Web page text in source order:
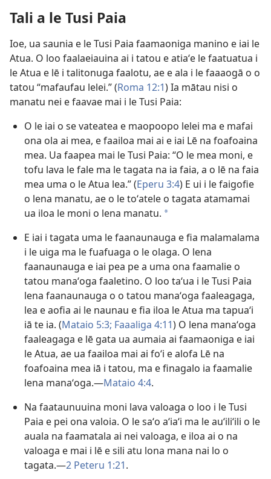
Tali a le Tusi Paia
Ioe, ua saunia e le Tusi Paia faamaoniga manino e iai le
Atua. O loo faalaeiauina ai i tatou e atiaʻe le faatuatua i
le Atua e lē i talitonuga faalotu, ae e ala i le faaaogā o o
tatou “mafaufau lelei.” (Roma 12:1) Ia mātau nisi o
manatu nei e faavae mai i le Tusi Paia:
O le iai o se vateatea e maopoopo lelei ma e mafai
ona ola ai mea, e faailoa mai ai e iai Lē na foafoaina
mea. Ua faapea mai le Tusi Paia: “O le mea moni, e
tofu lava le fale ma le tagata na ia faia, a o lē na faia
mea uma o le Atua lea.” (Eperu 3:4) E ui i le faigofie
o lena manatu, ae o le toʻatele o tagata atamamai
ua iloa le moni o lena manatu. a
E iai i tagata uma le faanaunauga e fia malamalama
i le uiga ma le fuafuaga o le olaga. O lena
faanaunauga e iai pea pe a uma ona faamalie o
tatou manaʻoga faaletino. O loo taʻua i le Tusi Paia
lena faanaunauga o o tatou manaʻoga faaleagaga,
lea e aofia ai le naunau e fia iloa le Atua ma tapuaʻi
iā te ia. (Mataio 5:3; Faaaliga 4:​11) O lena manaʻoga
faaleagaga e lē gata ua aumaia ai faamaoniga e iai
le Atua, ae ua faailoa mai ai foʻi e alofa Lē na
foafoaina mea iā i tatou, ma e finagalo ia faamalie
lena manaʻoga.​—Mataio 4:4.
Na faataunuuina moni lava valoaga o loo i le Tusi
Paia e pei ona valoia. O le saʻo aʻiaʻi ma le auʻiliʻili o le
auala na faamatala ai nei valoaga, e iloa ai o na
valoaga e mai i lē e sili atu lona mana nai lo o
tagata.​—2 Peteru 1:​21.